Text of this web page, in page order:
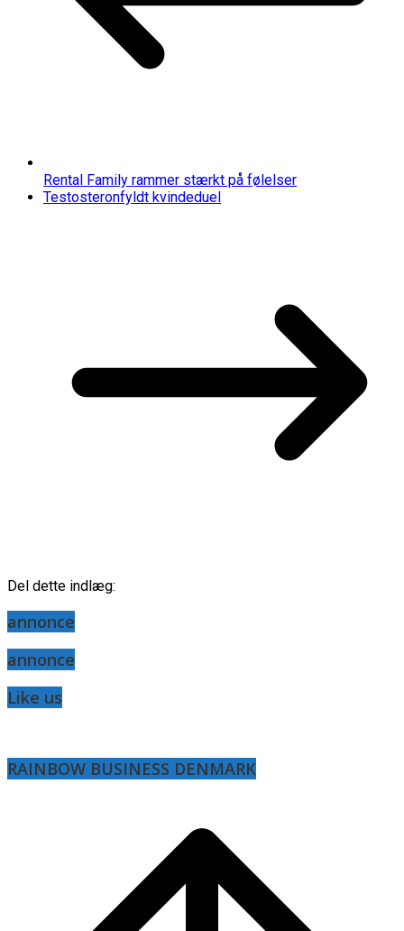
Rental Family rammer stærkt på følelser
Testosteronfyldt kvindeduel
Del dette indlæg:
annonce
annonce
Like us
RAINBOW BUSINESS DENMARK